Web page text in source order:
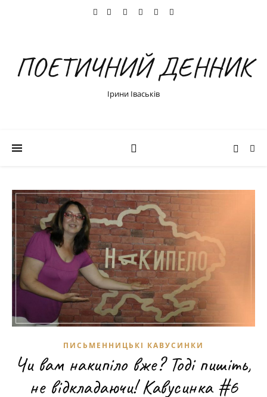
ПОЕТИЧНИЙ ДЕННИК
Ірини Іваськів
ПИСЬМЕННИЦЬКІ КАВУСИНКИ
Чи вам накипіло вже? Тоді пишіть,
не відкладаючи! Кавусинка #6